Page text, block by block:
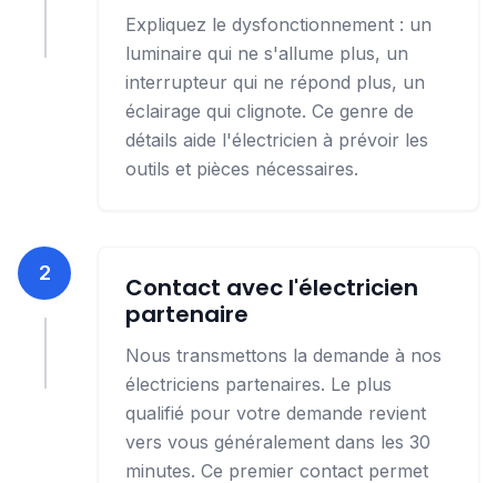
Expliquez le dysfonctionnement : un
luminaire qui ne s'allume plus, un
interrupteur qui ne répond plus, un
éclairage qui clignote. Ce genre de
détails aide l'électricien à prévoir les
outils et pièces nécessaires.
2
Contact avec l'électricien
partenaire
Nous transmettons la demande à nos
électriciens partenaires. Le plus
qualifié pour votre demande revient
vers vous généralement dans les 30
minutes. Ce premier contact permet